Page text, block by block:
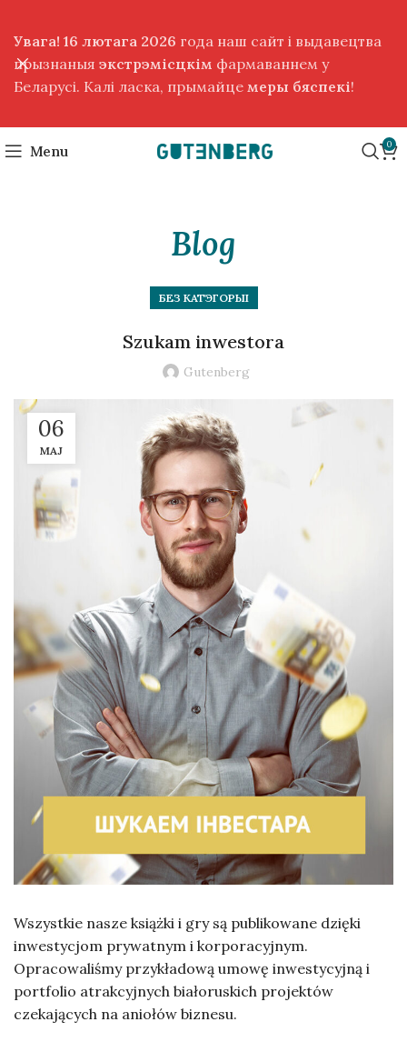
Menu 0
Blog
БЕЗ КАТЭГОРЫІ
Szukam inwestora
Gutenberg
06
MAJ
Wszystkie nasze książki i gry są publikowane dzięki
inwestycjom prywatnym i korporacyjnym.
Opracowaliśmy przykładową umowę inwestycyjną i
portfolio atrakcyjnych białoruskich projektów
czekających na aniołów biznesu.
Увага! 16 лютага 2026 года наш сайт і выдавецтва
прызнаныя экстрэмісцкім фармаваннем у
Беларусі. Калі ласка, прымайце меры бяспекі!